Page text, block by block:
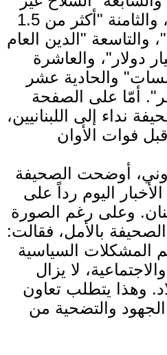
الشرعي يغزو البلاد"، والثامنة "أكثر من 1.5
والتاسعة "الدين العام
من الـ100 مليار دولار"، والعاشرة
والحادية عشر
أمّا على الصفحة
نداء إلى اللبنانيين،
أوضحت الصحيفة
اليوم رداً على
وعلى رغم الصورة
بالأمل، فقالت:
المشكلات السياسية
لا يزال
وهذا يتطلب تعاون
والتضحية من